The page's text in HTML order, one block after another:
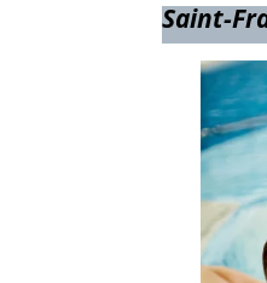
Saint-